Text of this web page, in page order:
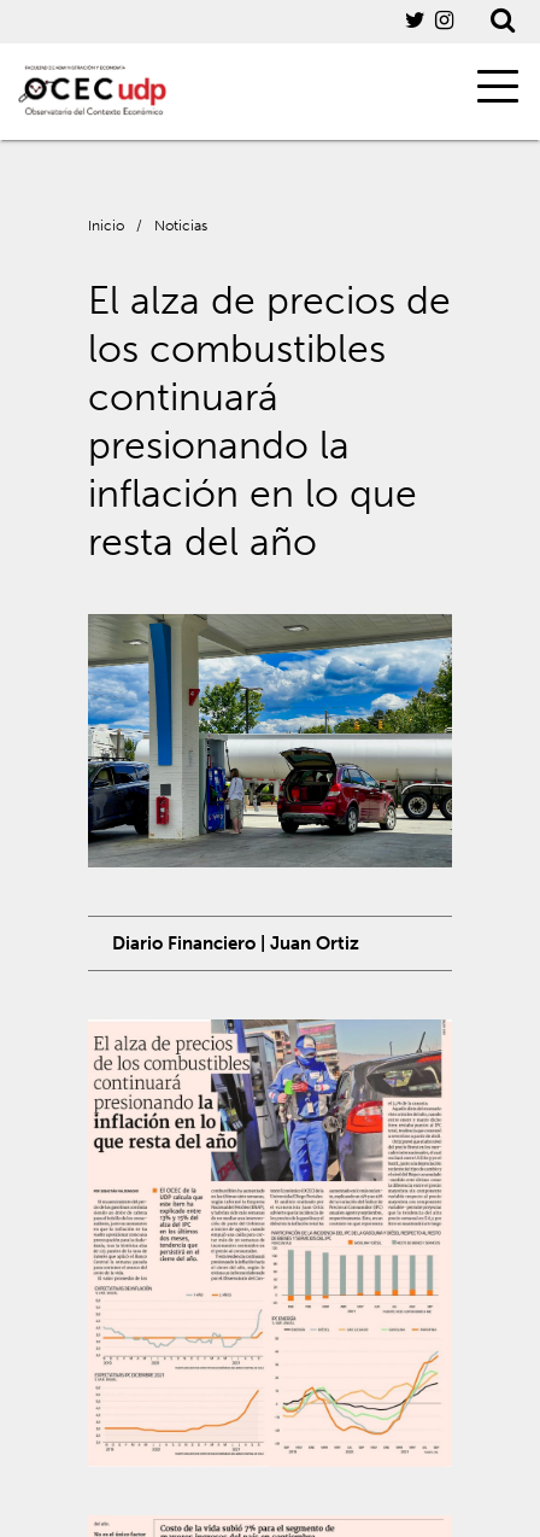
Inicio / Noticias
El alza de precios de
los combustibles
continuará
presionando la
inflación en lo que
resta del año
Diario Financiero | Juan Ortiz